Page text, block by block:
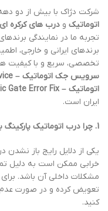
شرکت دژاک با بیش از دو
اتوماتیک و درب های کرکره
تجربه ما در نمایندگی
برندهای ایرانی و خارجی،
تخصصی، سریع و با کیفیت
سرویس جک اتوماتیک – Automatic Gate Service
اتوماتیک – Automatic Gate Error Fix
ایران است.
1. چرا درب اتوماتیک پارکینگ با ریموت باز نمی‌شود؟
یکی از دلایل رایج باز
خرابی ممکن است به دلیل
مشکلات داخلی آن باشد. برای
تعویض کرده و در صورت
کنید.